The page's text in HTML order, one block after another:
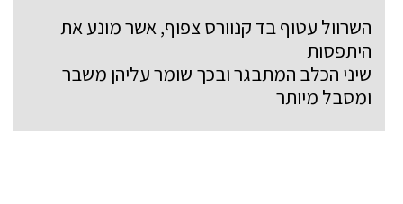
השרוול עטוף בד קנוורס צפוף, אשר מונע את
היתפסות
שיני הכלב המתבגר ובכך שומר עליהן משבר
ומסבל מיותר